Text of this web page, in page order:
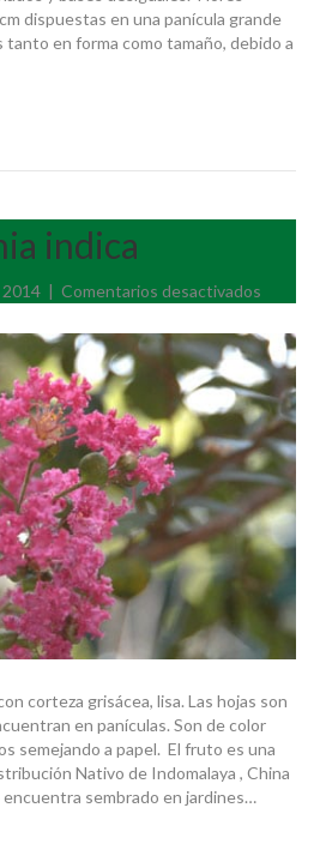
dispuestas en una panícula grande
en forma como tamaño, debido a
indica
| Comentarios desactivados
indica
corteza grisácea, lisa. Las hojas son
en panículas. Son de color
semejando a papel. El fruto es una
Nativo de Indomalaya , China
encuentra sembrado en jardines…